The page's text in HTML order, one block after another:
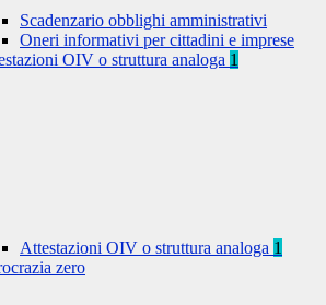
Scadenzario obblighi amministrativi
Oneri informativi per cittadini e imprese
OIV o struttura analoga 1
Attestazioni OIV o struttura analoga 1
zero